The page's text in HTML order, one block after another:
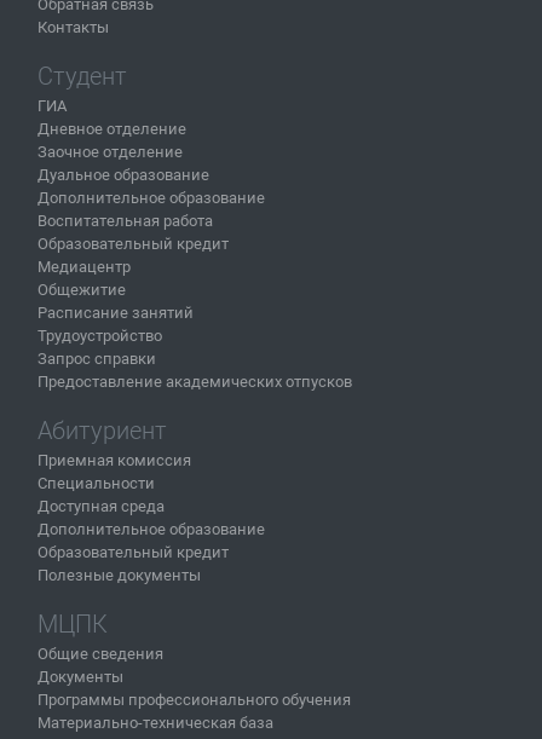
Обратная связь
Контакты
Студент
ГИА
Дневное отделение
Заочное отделение
Дуальное образование
Дополнительное образование
Воспитательная работа
Образовательный кредит
Медиацентр
Общежитие
Расписание занятий
Трудоустройство
Запрос справки
Предоставление академических отпусков
Абитуриент
Приемная комиссия
Специальности
Доступная среда
Дополнительное образование
Образовательный кредит
Полезные документы
МЦПК
Общие сведения
Документы
Программы профессионального обучения
Материально-техническая база